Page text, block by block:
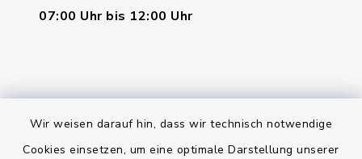
Wir weisen darauf hin, dass wir technisch notwendige
Cookies einsetzen, um eine optimale Darstellung unserer
07:00 Uhr bis 12:00 Uhr
Bankverbindung